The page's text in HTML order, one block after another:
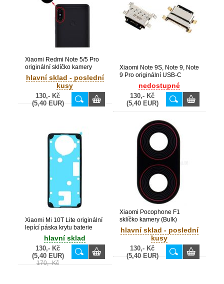
Xiaomi Redmi Note 5/5 Pro
originální sklíčko kamery
(Bulk)
hlavní sklad - poslední
kusy
130,- Kč
(5,40 EUR)
Xiaomi Note 9S, Note 9, Note
9 Pro originální USB-C
konektor (Bulk)nedostupné
130,- Kč
(5,40 EUR)
Xiaomi Mi 10T Lite originální
lepící páska krytu baterie
hlavní sklad
130,- Kč
(5,40 EUR)
170,- Kč
Xiaomi Pocophone F1
sklíčko kamery (Bulk)
hlavní sklad - poslední
kusy
130,- Kč
(5,40 EUR)